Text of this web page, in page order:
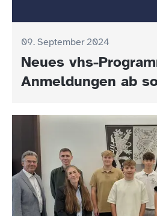
09. September 2024
Neues vhs-
Anmeldungen ab